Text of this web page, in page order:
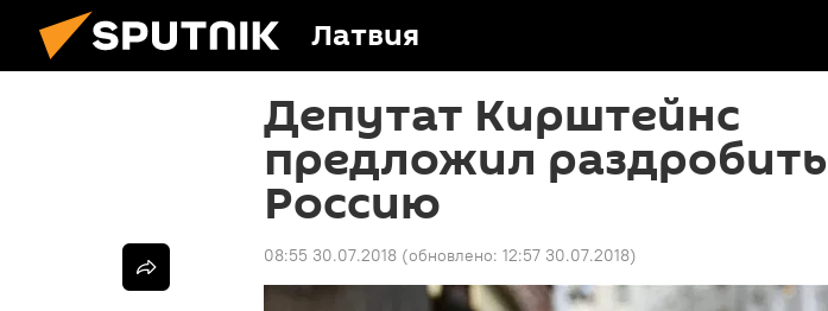
Латвия
Депутат Кирштейнс
предложил раздробить
Россию
08:55 30.07.2018 (обновлено: 12:57 30.07.2018)